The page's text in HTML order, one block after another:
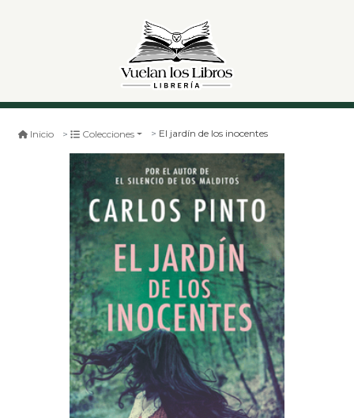
Inicio Colecciones El jardín de los inocentes